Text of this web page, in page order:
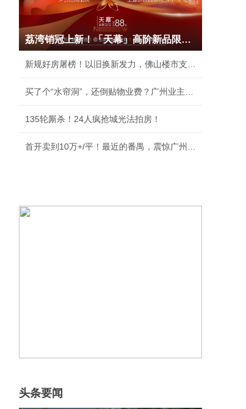
荔湾销冠上新！「天幕」高阶新品限时88折
135轮厮杀！24人疯抢城光法拍房！
头条要闻